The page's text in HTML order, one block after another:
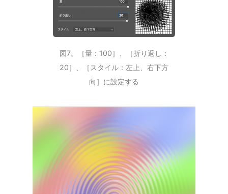
図7。［量：100］、［折り返し：
20］、［スタイル：左上、右下方
向］に設定する